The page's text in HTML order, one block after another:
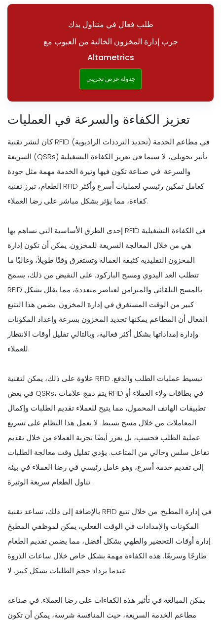
طلب فعال في متناول يدك
جرب إدارة المخزون الخالية من العيوب مع
Altametrics
جدولة عرض تجريبي
تعزيز الكفاءة والسرعة في العمليات
كان لنشر تقنية RFID (تحديد الترددات الراديوية) في مطاعم الخدمة
السريعة (QSRs) تأثير تحويلي، لا سيما في تعزيز الكفاءة التشغيلية
والسرعة. في صناعة تكون فيها وتيرة الخدمة مهمة مثل جودة
الطعام، تبرز تقنية RFID كعامل تمكين رئيسي لعمليات أسرع وأكثر
كفاءة، مما يؤثر بشكل مباشر على رضا العملاء.
إحدى الطرق الأساسية التي تساهم بها RFID في الكفاءة التشغيلية
هي من خلال المعالجة السريعة للمخزون. يمكن أن تكون إدارة
المخزون التقليدية كثيفة العمالة وتستغرق وقتًا طويلاً، وغالبًا ما
تتطلب العد اليدوي ومسح الباركود. على النقيض من ذلك، يسمح
RFID بالمسح التلقائي والمتزامن لعناصر متعددة، مما يقلل بشكل
كبير من الوقت المستغرق في إدارة المخزون. يضمن هذا التتبع
الفعال أن المطاعم يمكنها تجديد المخزون بسرعة وإعداد المكونات
وإدارة إمداداتها بشكل أكثر فعالية، وبالتالي تقليل أوقات الانتظار
للعملاء.
علاوة على ذلك، يمكن لتقنية RFID تبسيط عمليات الطلب والدفع.
في بعض QSRs، يتم دمج علامات RFID في بطاقات ولاء العملاء أو
تطبيقات الهاتف المحمول، مما يتيح للعملاء تقديم الطلبات وإكمال
المعاملات من خلال مسح بسيط. لا يعمل هذا النظام على تسريع
عملية الطلب فحسب، بل يعزز أيضًا تجربة العملاء من خلال تقديم
تفاعل سلس وخالي من المتاعب. يؤدي تقليل وقت معالجة الطلبات
إلى تقديم خدمة أسرع، وهو عامل رئيسي في رضا العملاء في بيئة
تناول الطعام سريعة الوتيرة.
بالإضافة إلى ذلك، تساعد تقنية RFID في إدارة المطبخ. من خلال تتبع
المكونات والإمدادات في الوقت الفعلي، يمكن لموظفي المطبخ
إدارة أوقات التحضير والطهي بشكل أفضل، مما يضمن تقديم الطعام
طازجًا وسريعًا. هذه الكفاءة مهمة بشكل خاص خلال ساعات الذروة
عندما يزداد حجم الطلبات بشكل كبير. لا
يمكن المبالغة في تأثير هذه الكفاءات على رضا العملاء. في صناعة
مطاعم الخدمة السريعة، حيث المنافسة شرسة، يمكن أن تكون